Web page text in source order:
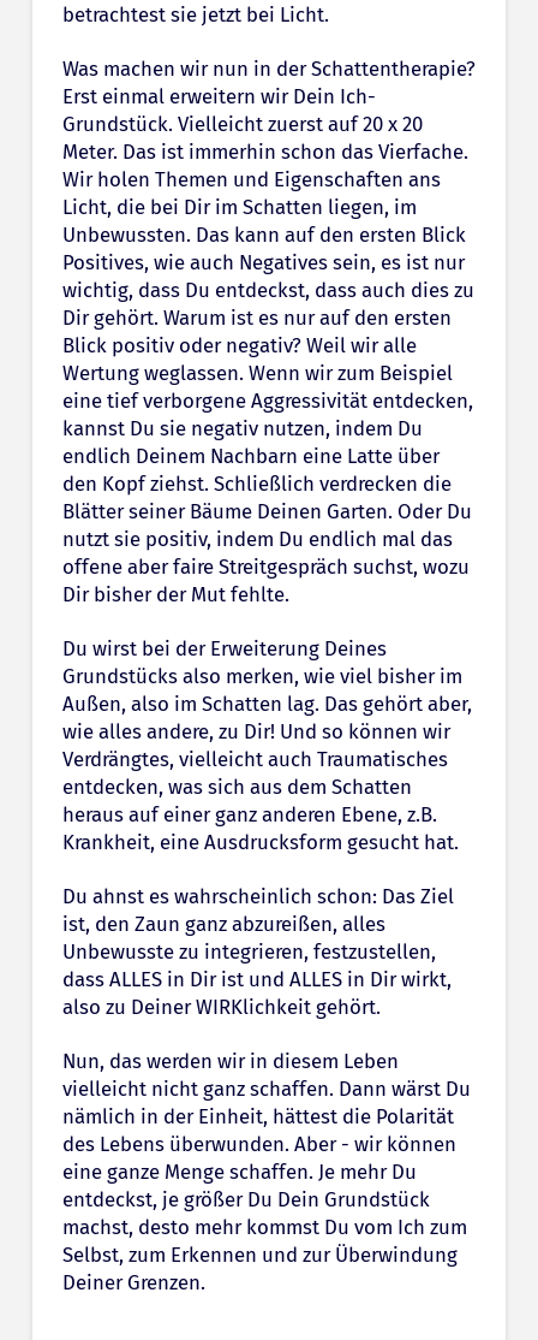
betrachtest sie jetzt bei Licht.
Was machen wir nun in der Schattentherapie?
Erst einmal erweitern wir Dein Ich-
Grundstück. Vielleicht zuerst auf 20 x 20
Meter. Das ist immerhin schon das Vierfache.
Wir holen Themen und Eigenschaften ans
Licht, die bei Dir im Schatten liegen, im
Unbewussten. Das kann auf den ersten Blick
Positives, wie auch Negatives sein, es ist nur
wichtig, dass Du entdeckst, dass auch dies zu
Dir gehört. Warum ist es nur auf den ersten
Blick positiv oder negativ? Weil wir alle
Wertung weglassen. Wenn wir zum Beispiel
eine tief verborgene Aggressivität entdecken,
kannst Du sie negativ nutzen, indem Du
endlich Deinem Nachbarn eine Latte über
den Kopf ziehst. Schließlich verdrecken die
Blätter seiner Bäume Deinen Garten. Oder Du
nutzt sie positiv, indem Du endlich mal das
offene aber faire Streitgespräch suchst, wozu
Dir bisher der Mut fehlte.
Du wirst bei der Erweiterung Deines
Grundstücks also merken, wie viel bisher im
Außen, also im Schatten lag. Das gehört aber,
wie alles andere, zu Dir! Und so können wir
Verdrängtes, vielleicht auch Traumatisches
entdecken, was sich aus dem Schatten
heraus auf einer ganz anderen Ebene, z.B.
Krankheit, eine Ausdrucksform gesucht hat.
Du ahnst es wahrscheinlich schon: Das Ziel
ist, den Zaun ganz abzureißen, alles
Unbewusste zu integrieren, festzustellen,
dass ALLES in Dir ist und ALLES in Dir wirkt,
also zu Deiner WIRKlichkeit gehört.
Nun, das werden wir in diesem Leben
vielleicht nicht ganz schaffen. Dann wärst Du
nämlich in der Einheit, hättest die Polarität
des Lebens überwunden. Aber - wir können
eine ganze Menge schaffen. Je mehr Du
entdeckst, je größer Du Dein Grundstück
machst, desto mehr kommst Du vom Ich zum
Selbst, zum Erkennen und zur Überwindung
Deiner Grenzen.